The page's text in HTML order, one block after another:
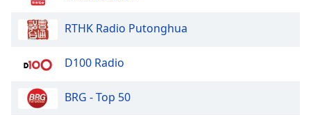
RTHK Radio Putonghua
D100 Radio
BRG - Top 50